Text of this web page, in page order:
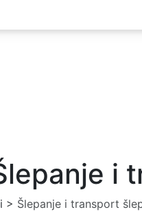
i
> Šlepanje i transport